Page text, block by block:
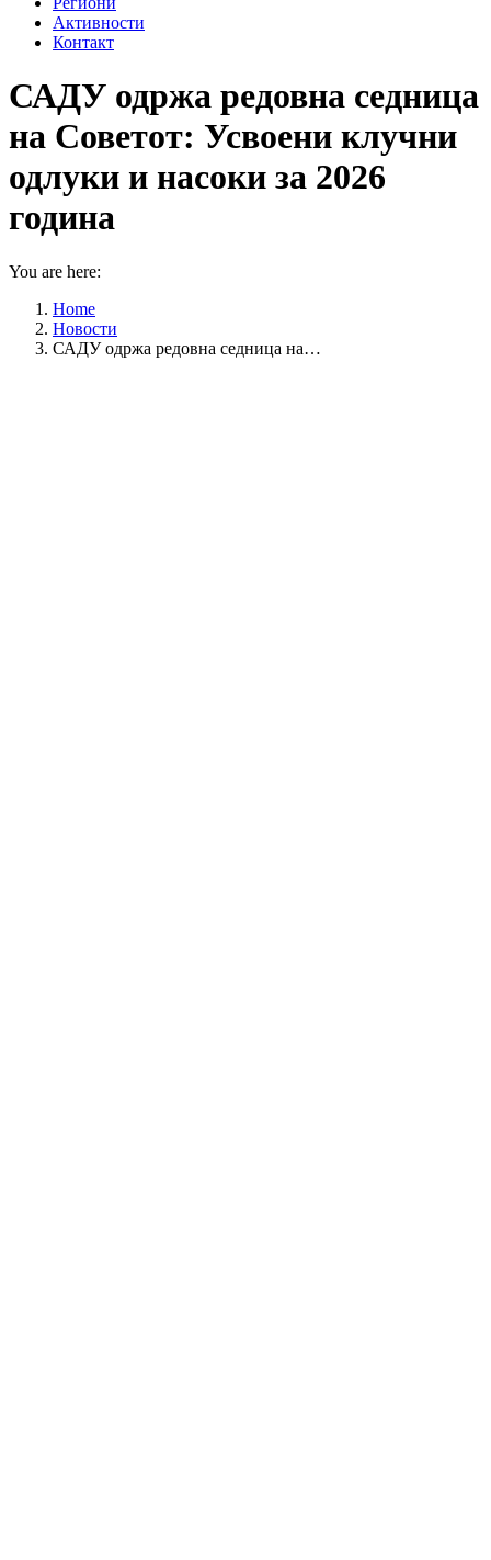
Активности
Контакт
САДУ одржа редовна седница
на Советот: Усвоени клучни
одлуки и насоки за 2026
година
You are here:
Home
Новости
САДУ одржа редовна седница на…